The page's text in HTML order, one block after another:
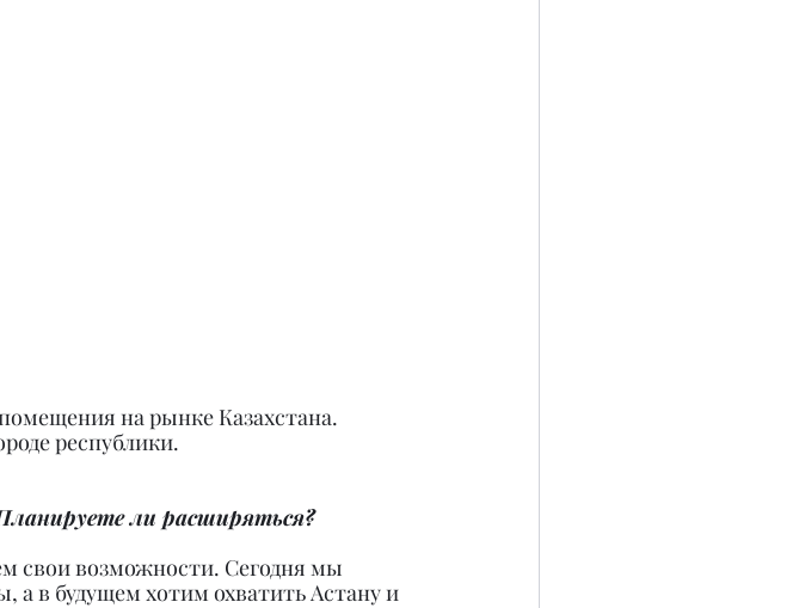
на рынке Казахстана.
республики.
ли расширяться?
свои возможности. Сегодня мы
в будущем хотим охватить Астану и